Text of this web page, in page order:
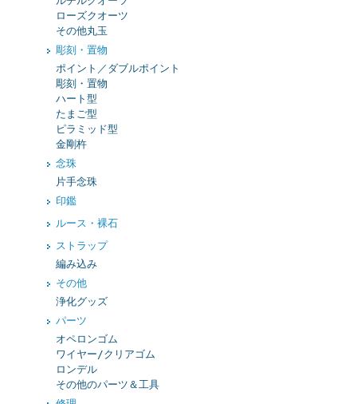
ローズクオーツ
その他丸玉
彫刻・置物
ポイント／ダブルポイント
彫刻・置物
ハート型
たまご型
ピラミッド型
金剛杵
念珠
片手念珠
印鑑
ルース・裸石
ストラップ
編み込み
その他
浄化グッズ
パーツ
オペロンゴム
ワイヤー/クリアゴム
ロンデル
その他のパーツ＆工具